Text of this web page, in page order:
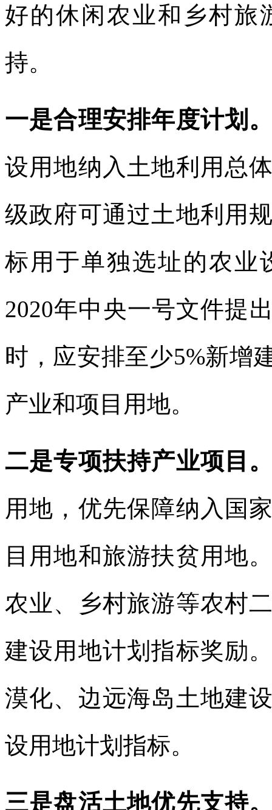
好的休闲农业和乡村旅
持。
一是合理安排年度计划
设用地纳入土地利用总
级政府可通过土地利用
标用于单独选址的农业
2020年中央一号文件提
时，应安排至少5%新增
产业和项目用地。
二是专项扶持产业项目
用地，优先保障纳入国
目用地和旅游扶贫用地
农业、乡村旅游等农村
建设用地计划指标奖励
漠化、边远海岛土地建
设用地计划指标。
三是盘活土地优先支持